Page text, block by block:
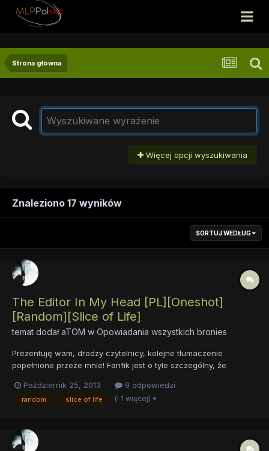
Strona główna
Więcej opcji wyszukiwania
Znaleziono 17 wyników
SORTUJ WEDŁUG
The Editor In My Head [PL][Oneshot]
[Random][Slice of Life]
temat dodałaTOM w Opowiadania wszystkich bronies
Prezentuję wam, drodzy czytelnicy, kolejne tłumaczenie
popełnione przeze mnie! Fanfik jest o tyle szczególny, że
wszystkich korektorów/prereaderów/patroszycieli. Miłej lektury!
autor: Scribblestick prereading/korekta: Jet. Wro, Jacek Hoże...
Październik 25, 2013 9 odpowiedzi
random slice of life (i 1 więcej)